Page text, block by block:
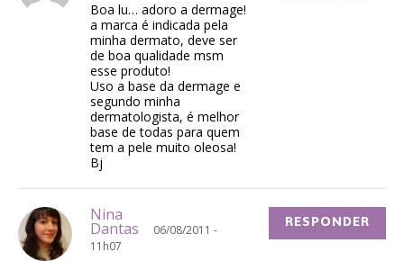
Boa lu… adoro a dermage!
a marca é indicada pela
minha dermato, deve ser
de boa qualidade msm
esse produto!
Uso a base da dermage e
segundo minha
dermatologista, é melhor
base de todas para quem
tem a pele muito oleosa!
Bj
Nina
Dantas
06/08/2011 -
11h07
RESPONDER